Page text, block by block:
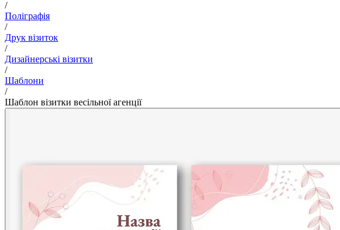
/
Поліграфія
/
Друк візиток
/
Дизайнерські візитки
/
Шаблони
/
Шаблон візитки весільної агенції